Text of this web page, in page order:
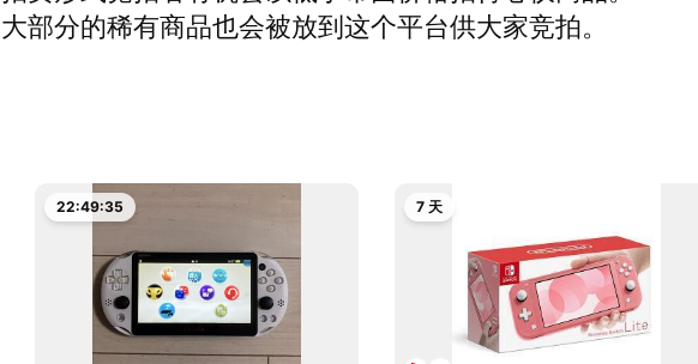
大部分的稀有商品也会被放到这个平台供大家竞拍。
22:49:34 7 天